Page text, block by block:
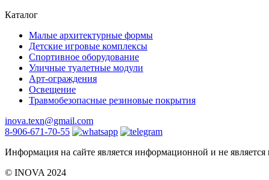
Каталог
Малые архитектурные формы
Детские игровые комплексы
Спортивное оборудование
Уличные туалетные модули
Арт-ограждения
Освещение
Травмобезопасные резиновые покрытия
inova.texn@gmail.com
8-906-671-70-55
Информация на сайте является информационной и не
©️ INOVA 2024